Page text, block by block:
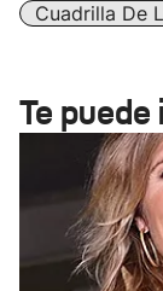
Cuadrilla De
Te